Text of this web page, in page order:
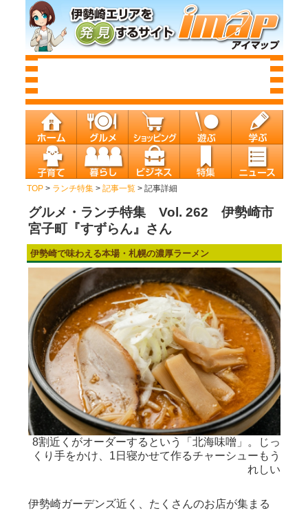
TOP> ランチ特集> 記事一覧> 記事詳細
グルメ・ランチ特集 Vol. 262 伊勢崎市
宮子町『すずらん』さん
伊勢崎で味わえる本場・札幌の濃厚ラーメン
8割近くがオーダーするという「北海味噌」。じっ
くり手をかけ、1日寝かせて作るチャーシューもう
れしい
伊勢崎ガーデンズ近く、たくさんのお店が集まる